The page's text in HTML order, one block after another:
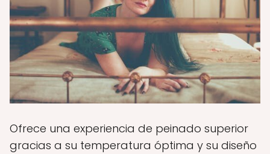
Ofrece una experiencia de peinado superior
gracias a su temperatura óptima y su diseño